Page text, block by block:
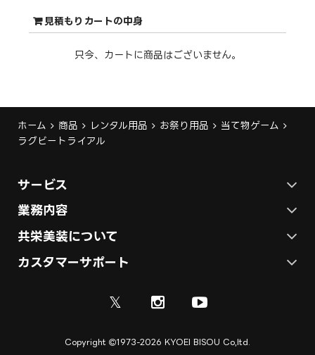
見積もりカートの中身
只今、カートに商品はございません。
ホーム 商品 レンタル用品 お祭り用品
当て物ゲーム
ラグビートライアル
サービス
ステージ施工プラン
テント施工プラン
展示会ブース制作
業務内容
各種イベントの総合サービス
展示会ブース装飾・デザイン
ディスプレイ・サイン制作
共栄美装について
会社概要
カスタマーサポート
ご利用規約
𝕏
Copyright 1973-2026 KYOEI BISOU Co,ltd.